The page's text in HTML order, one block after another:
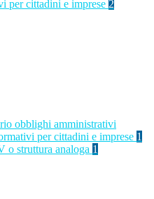
per cittadini e imprese 2
obblighi amministrativi
per cittadini e imprese 1
o struttura analoga 1